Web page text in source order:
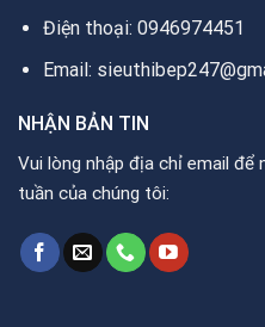
Điện thoại: 0946974451
Email:
NHẬN BẢN TIN
Vui lòng nhập địa chỉ email để
tuần của chúng tôi: